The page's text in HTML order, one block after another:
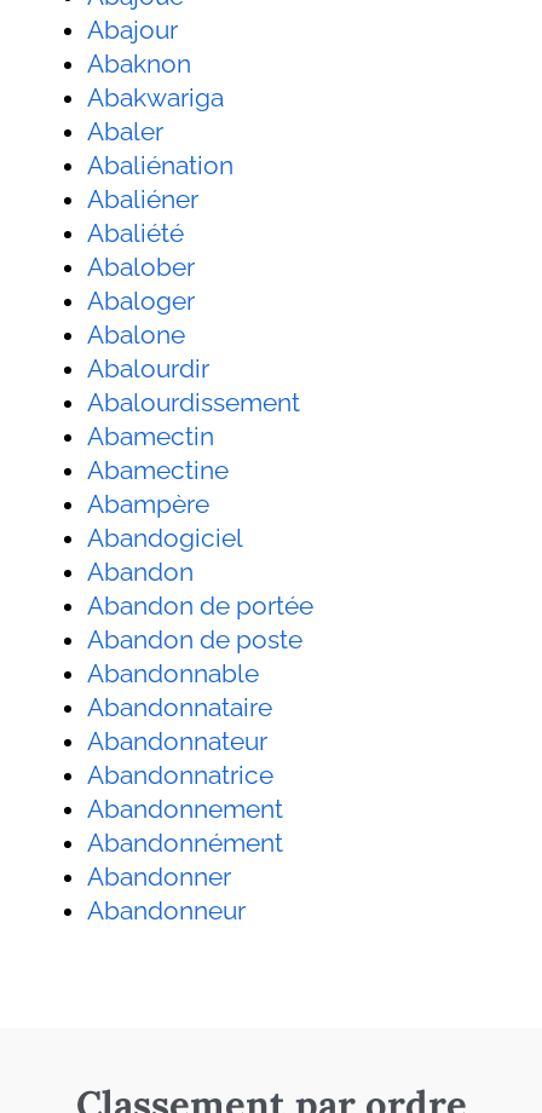
Abajour
Abaknon
Abakwariga
Abaler
Abaliénation
Abaliéner
Abaliété
Abalober
Abaloger
Abalone
Abalourdir
Abalourdissement
Abamectin
Abamectine
Abampère
Abandogiciel
Abandon
Abandon de portée
Abandon de poste
Abandonnable
Abandonnataire
Abandonnateur
Abandonnatrice
Abandonnement
Abandonnément
Abandonner
Abandonneur